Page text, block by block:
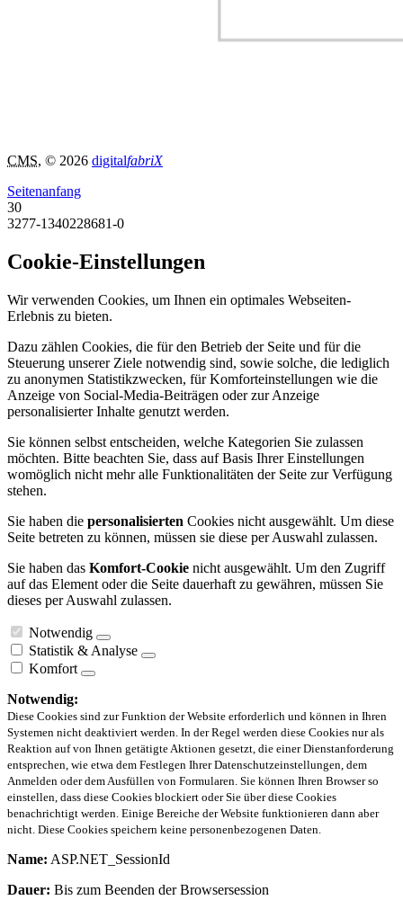
CMS, © 2026 digitalfabriX
Seitenanfang
30
3277-1340228681-0
Cookie-Einstellungen
Wir verwenden Cookies, um Ihnen ein optimales Webseiten-
Erlebnis zu bieten.
Dazu zählen Cookies, die für den Betrieb der Seite und für die
Steuerung unserer Ziele notwendig sind, sowie solche, die lediglich
zu anonymen Statistikzwecken, für Komforteinstellungen wie die
Anzeige von Social-Media-Beiträgen oder zur Anzeige
personalisierter Inhalte genutzt werden.
Sie können selbst entscheiden, welche Kategorien Sie zulassen
möchten. Bitte beachten Sie, dass auf Basis Ihrer Einstellungen
womöglich nicht mehr alle Funktionalitäten der Seite zur Verfügung
stehen.
Sie haben die personalisierten Cookies nicht ausgewählt. Um diese
Seite betreten zu können, müssen sie diese per Auswahl zulassen.
Sie haben das Komfort-Cookie nicht ausgewählt. Um den Zugriff
auf das Element oder die Seite dauerhaft zu gewähren, müssen Sie
dieses per Auswahl zulassen.
Notwendig
Statistik & Analyse
Komfort
Notwendig:
Diese Cookies sind zur Funktion der Website erforderlich und können in Ihren
Systemen nicht deaktiviert werden. In der Regel werden diese Cookies nur als
Reaktion auf von Ihnen getätigte Aktionen gesetzt, die einer Dienstanforderung
entsprechen, wie etwa dem Festlegen Ihrer Datenschutzeinstellungen, dem
Anmelden oder dem Ausfüllen von Formularen. Sie können Ihren Browser so
einstellen, dass diese Cookies blockiert oder Sie über diese Cookies
benachrichtigt werden. Einige Bereiche der Website funktionieren dann aber
nicht. Diese Cookies speichern keine personenbezogenen Daten.
Name: ASP.NET_SessionId
Dauer: Bis zum Beenden der Browsersession